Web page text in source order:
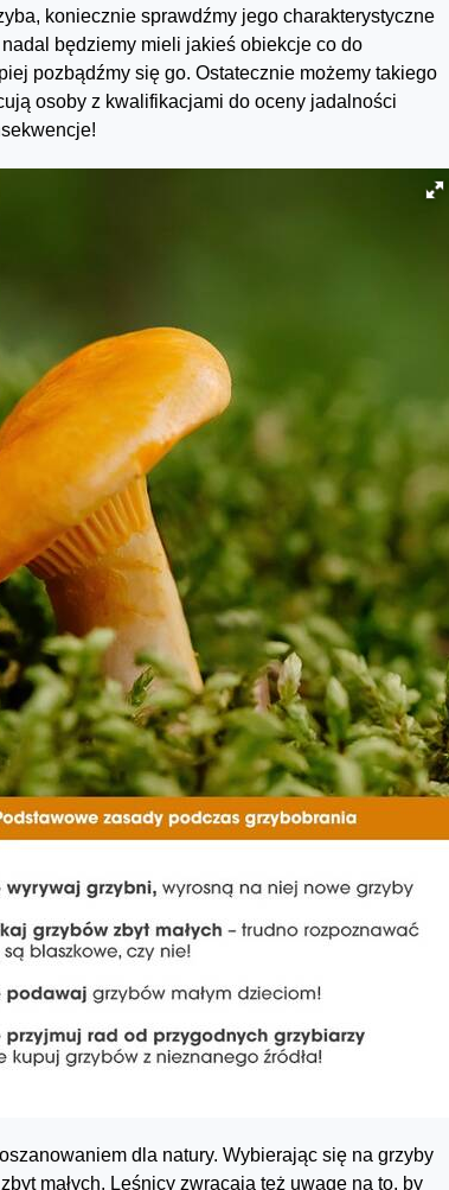
koniecznie sprawdźmy jego charakterystyczne
będziemy mieli jakieś obiekcje co do
pozbądźmy się go. Ostatecznie możemy takiego
osoby z kwalifikacjami do oceny jadalności
dla natury. Wybierając się na grzyby
małych. Leśnicy zwracają też uwagę na to, by